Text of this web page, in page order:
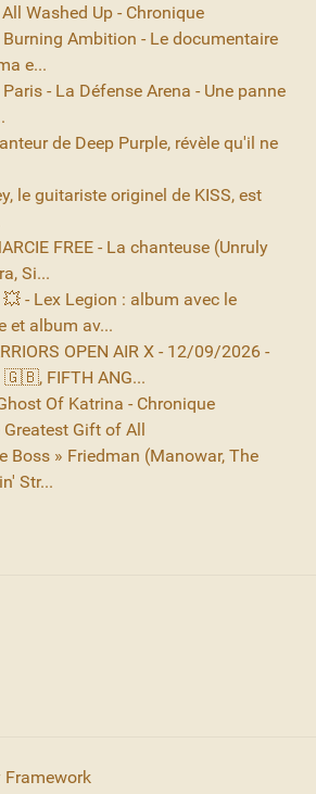
All Washed Up - Chronique
Burning Ambition - Le documentaire
e...
Paris - La Défense Arena - Une panne
de Deep Purple, révèle qu'il ne
le guitariste originel de KISS, est
FREE - La chanteuse (Unruly
Si...
💥 - Lex Legion : album avec le
et album av...
OPEN AIR X - 12/09/2026 -
🇬🇧, FIFTH ANG...
Of Katrina - Chronique
Greatest Gift of All
Boss » Friedman (Manowar, The
Str...
Framework